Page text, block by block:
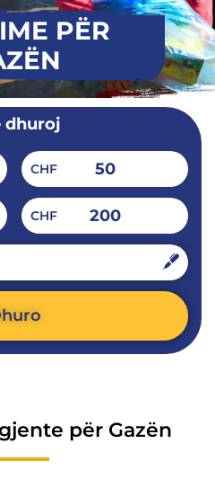
PËR
dhuroj
50
CHF
200
CHF
për Gazën